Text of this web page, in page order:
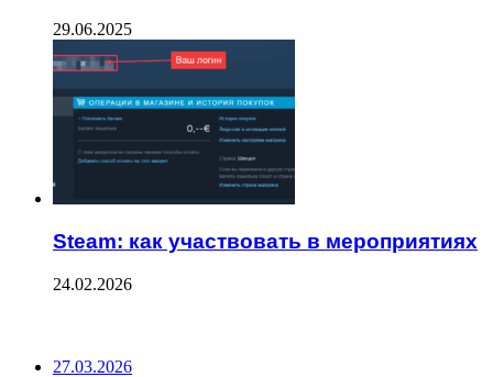
29.06.2025
Steam: как участвовать в мероприятиях
24.02.2026
27.03.2026